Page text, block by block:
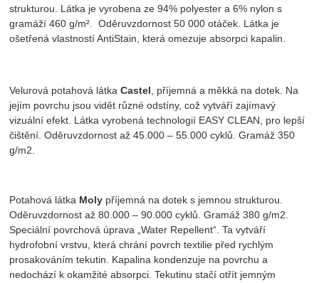
strukturou. Látka je vyrobena ze 94% polyester a 6% nylon s
gramáží 460 g/m². Oděruvzdornost 50 000 otáček. Látka je
ošetřená vlastností AntiStain, která omezuje absorpci kapalin.
Velurová potahová látkaCastel, příjemná a měkká na dotek. Na
jejím povrchu jsou vidět různé odstíny, což vytváří zajímavý
vizuální efekt. Látka vyrobená technologií EASY CLEAN, pro lepší
čištění. Oděruvzdornost až 45.000 – 55.000 cyklů. Gramáž 350
g/m2.
Potahová látka Moly příjemná na dotek s jemnou strukturou.
Oděruvzdornost až 80.000 – 90.000 cyklů. Gramáž 380 g/m2.
Speciální povrchová úprava „Water Repellent“. Ta vytváří
hydrofobní vrstvu, která chrání povrch textilie před rychlým
prosakováním tekutin. Kapalina kondenzuje na povrchu a
nedochází k okamžité absorpci. Tekutinu stačí otřít jemným